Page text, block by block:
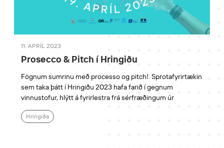
11. APRÍL 2023
Prosecco & Pitch í Hringiðu
Fögnum sumrinu með processo og pitch! Sprotafyrirtækin
sem taka þátt í Hringiðu 2023 hafa farið í gegnum
vinnustofur, hlýtt á fyrirlestra frá sérfræðingum úr
Hringiða